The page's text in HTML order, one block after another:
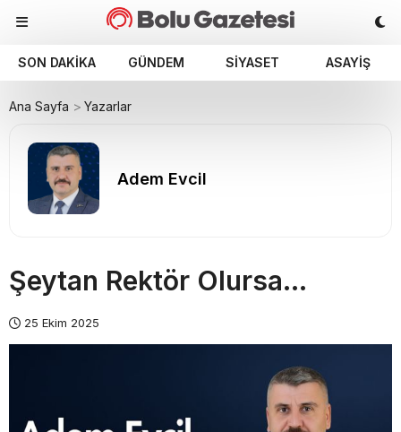
SON DAKIKA GÜNDEM SIYASET ASAYIŞ
Ana Sayfa Yazarlar
Adem Evcil
Şeytan Rektör Olursa…
25 Ekim 2025